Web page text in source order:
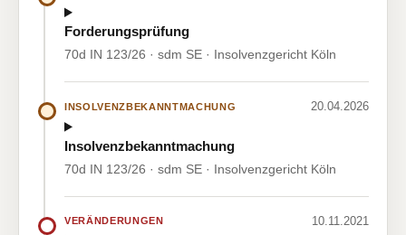
Forderungsprüfung
70d IN 123/26 · sdm SE · Insolvenzgericht Köln
INSOLVENZBEKANNTMACHUNG 20.04.2026
Insolvenzbekanntmachung
70d IN 123/26 · sdm SE · Insolvenzgericht Köln
VERÄNDERUNGEN 10.11.2021